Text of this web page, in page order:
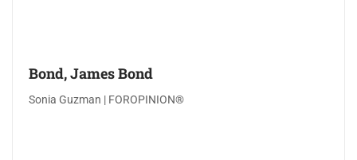
Bond, James Bond
Sonia Guzman | FOROPINION®